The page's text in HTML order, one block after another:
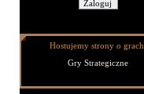
Hostujemy strony o grach
Gry Strategiczne